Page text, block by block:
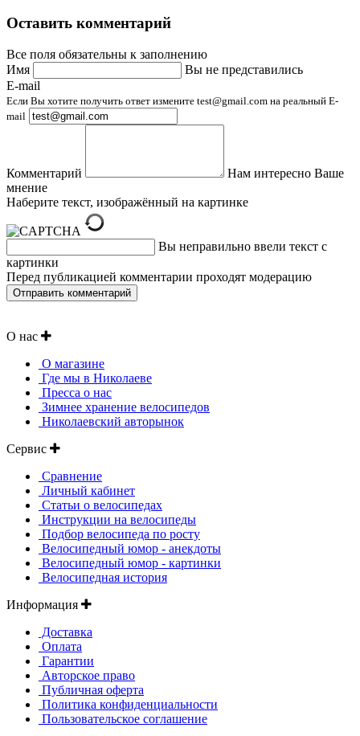
Оставить комментарий
Все поля обязательны к заполнению
Имя
Вы не представились
E-mail
Если Вы хотите получить ответ измените test@gmail.com на реальный E-
mail
Комментарий
Нам интересно Ваше
мнение
Наберите текст, изображённый на картинке
Вы неправильно ввели текст с
картинки
Перед публикацией комментарии проходят модерацию
О нас
О магазине
Где мы в Николаеве
Пресса о нас
Зимнее хранение велосипедов
Николаевский авторынок
Сервис
Сравнение
Личный кабинет
Статьи о велосипедах
Инструкции на велосипеды
Подбор велосипеда по росту
Велосипедный юмор - анекдоты
Велосипедный юмор - картинки
Велосипедная история
Информация
Доставка
Оплата
Гарантии
Авторское право
Публичная оферта
Политика конфиденциальности
Пользовательское соглашение